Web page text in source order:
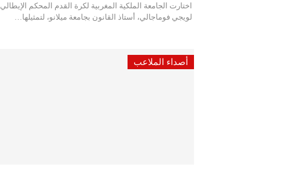
اختارت الجامعة الملكية المغربية لكرة القدم المحكم الإيطالي
لويجي فوماجالي، أستاذ القانون بجامعة ميلانو، لتمثيلها…
أصداء الملاعب